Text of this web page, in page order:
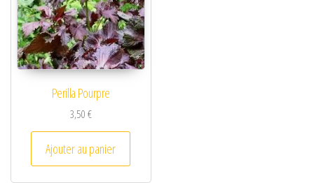
Perilla Pourpre
3,50€
Ajouter au panier